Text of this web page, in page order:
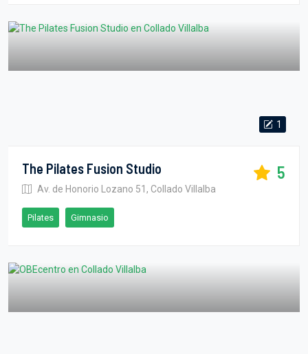
1
The Pilates Fusion Studio
Av. de Honorio Lozano 51, Collado Villalba
5
Pilates Gimnasio